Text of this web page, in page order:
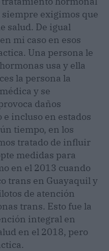
siempre exigimos que
salud. De igual
mi caso en esos
Una persona le
usa y ella
la persona la
y se
daños
incluso en estados
tiempo, en los
tratado de influir
medidas para
en el 2013 cuando
trans en Guayaquil y
de atención
trans. Esto fue la
integral en
en el 2018, pero